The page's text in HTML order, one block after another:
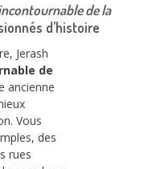
de la
d’histoire
Jerash
de
ancienne
Vous
des
rues